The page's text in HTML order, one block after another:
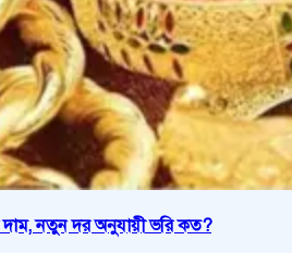
দাম, নতুন দর অনুযায়ী ভরি কত?